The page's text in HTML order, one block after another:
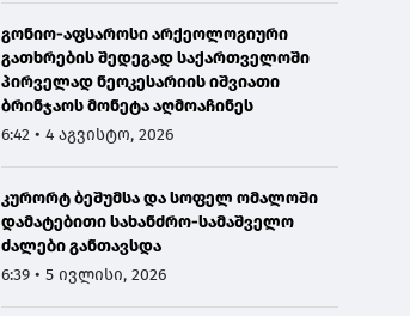
გონიო-აფსაროსი არქეოლოგიური
გათხრების შედეგად საქართველოში
პირველად ნეოკესარიის იშვიათი
ბრინჯაოს მონეტა აღმოაჩინეს
6:42 • 4 აგვისტო, 2026
კურორტ ბეშუმსა და სოფელ ომალოში
დამატებითი სახანძრო-სამაშველო
ძალები განთავსდა
6:39 • 5 ივლისი, 2026